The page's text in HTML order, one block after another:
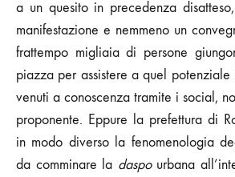
a un quesito in precedenza
manifestazione e nemmeno un
frattempo migliaia di persone
piazza per assistere a quel
venuti a conoscenza tramite i social,
proponente. Eppure la prefettura di
in modo diverso la fenomenologia
da comminare la daspo urbana